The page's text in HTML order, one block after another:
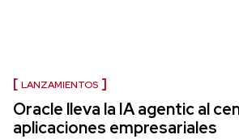
LANZAMIENTOS
Oracle lleva la IA agentic al
aplicaciones empresariales